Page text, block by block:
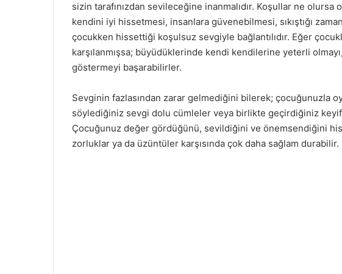
sizin tarafınızdan sevileceğine inanmalıdır. Koşullar ne
kendini iyi hissetmesi, insanlara güvenebilmesi, sıkıştığı
çocukken hissettiği koşulsuz sevgiyle bağlantılıdır. Eğer
karşılanmışsa; büyüdüklerinde kendi kendilerine yeterli
göstermeyi başarabilirler.
Sevginin fazlasından zarar gelmediğini bilerek; çocuğunuzla
söylediğiniz sevgi dolu cümleler veya birlikte geçirdiğiniz
Çocuğunuz değer gördüğünü, sevildiğini ve önemsendiğini
zorluklar ya da üzüntüler karşısında çok daha sağlam durabilir.